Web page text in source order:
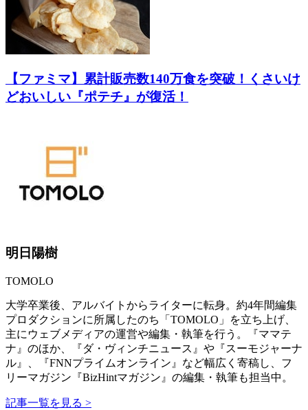
【ファミマ】累計販売数140万食を突破！くさいけ
どおいしい『ポテチ』が復活！
明日陽樹
TOMOLO
大学卒業後、アルバイトからライターに転身。約4年間編集
プロダクションに所属したのち「TOMOLO」を立ち上げ、
主にウェブメディアの運営や編集・執筆を行う。『ママテ
ナ』のほか、『ダ・ヴィンチニュース』や『スーモジャーナ
ル』、『FNNプライムオンライン』など幅広く寄稿し、フ
リーマガジン『BizHintマガジン』の編集・執筆も担当中。
記事一覧を見る >